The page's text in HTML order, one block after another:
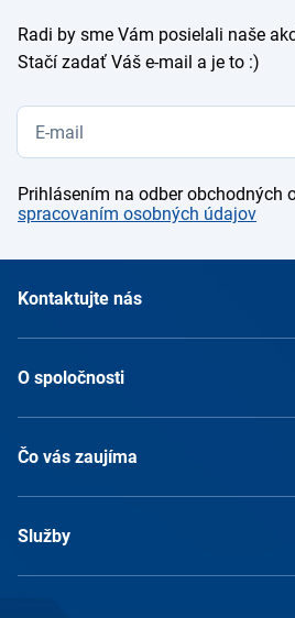
Radi by sme Vám posielali naše
Stačí zadať Váš e-mail a je to :)
Prihlásením na odber obchodných
spracovaním osobných údajov
Kontaktujte nás
O spoločnosti
Čo vás zaujíma
Služby